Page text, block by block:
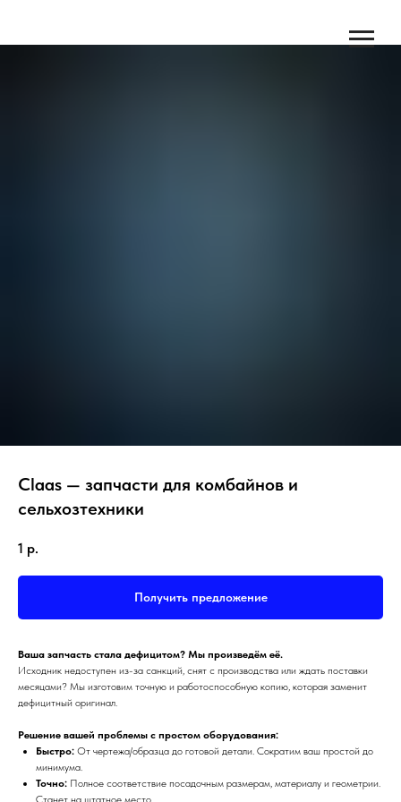
Claas — запчасти для комбайнов и
сельхозтехники
1 р.
Получить предложение
Ваша запчасть стала дефицитом? Мы произведём её.
Исходник недоступен из-за санкций, снят с производства или ждать поставки
месяцами? Мы изготовим точную и работоспособную копию, которая заменит
дефицитный оригинал.
Решение вашей проблемы с простом оборудования:
Быстро: От чертежа/образца до готовой детали. Сократим ваш простой до
минимума.
Точно: Полное соответствие посадочным размерам, материалу и геометрии.